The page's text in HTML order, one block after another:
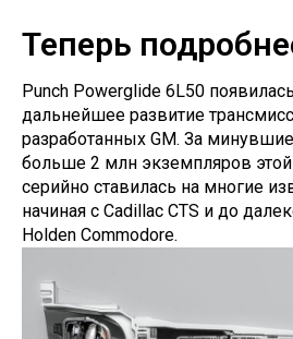
Теперь
Punch Powerglide 6L50
дальнейшее развитие
разработанных GM. За
больше 2 млн экземпляров
серийно ставилась на многие
начиная с Cadillac CTS и до
Holden Commodore.